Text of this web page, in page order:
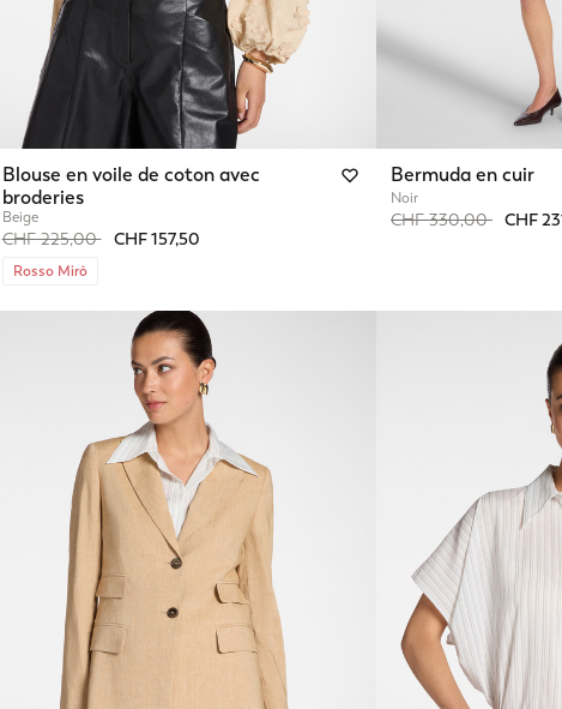
Blouse en voile de coton avec
broderies
Beige
Price reduced from
CHF 225,00toCHF 157,50
Rosso Mirò
Bermuda en cuir
Noir
Price reduced from
CHF 330,00toCHF